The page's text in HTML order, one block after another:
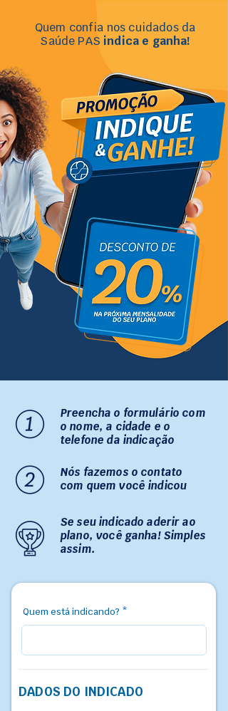
Quem confia nos cuidados da
Saúde PAS indica e ganha!
Preencha o formulário com
o nome, a cidade e o
telefone da indicação
Nós fazemos o contato
com quem você indicou
Se seu indicado aderir ao
plano, você ganha! Simples
assim.
Quem está indicando?
DADOS DO INDICADO